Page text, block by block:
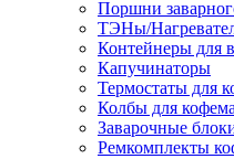
Поршни
ТЭНы/
Контейнеры для
Капучинаторы
Термостаты для
Колбы для
Заварочные
Ремкомплекты